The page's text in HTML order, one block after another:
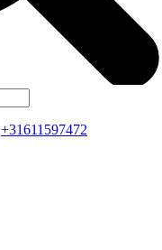
+31611597472